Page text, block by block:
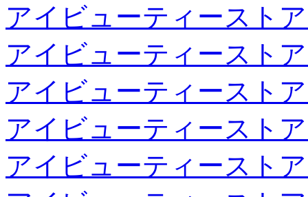
アイビューティースト
アイビューティースト
アイビューティースト
アイビューティースト
アイビューティースト